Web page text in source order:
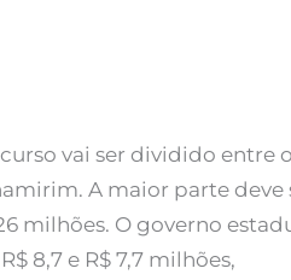
vai ser dividido entre
A maior parte deve
milhões. O governo
8,7 e R$ 7,7 milhões,